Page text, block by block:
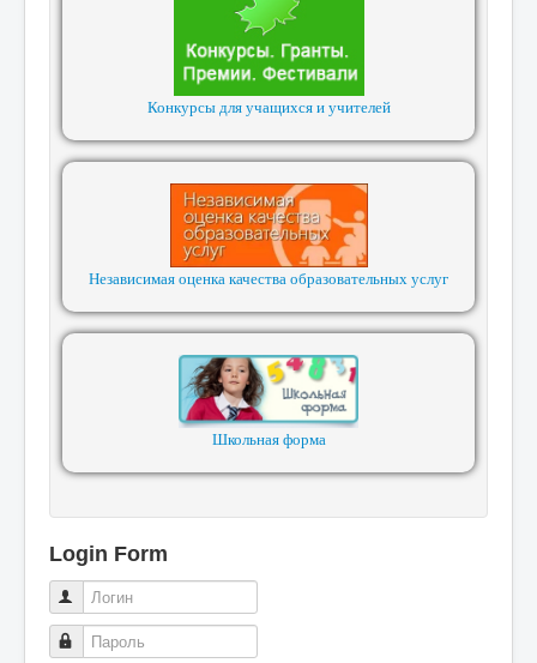
Конкурсы для учащихся и учителей
Независимая оценка качества образовательных услуг
Школьная форма
Login Form
Логин
Пароль